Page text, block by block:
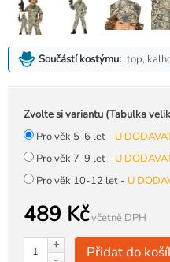
Součástí kostýmu: top,
Zvolte si variantu (Tabulka
Pro věk 5-6 let - U
Pro věk 7-9 let - U
Pro věk 10-12 let - U
489 Kčvčetně DPH
+
Přidat do